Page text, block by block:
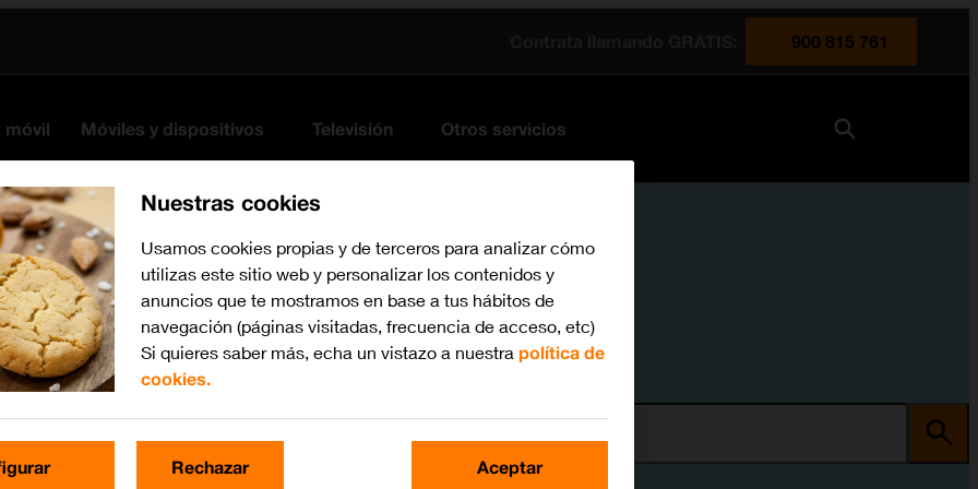
900 815 761
móvil Móviles y dispositivos Televisión Otros servicios
Nuestras cookies
Usamos cookies propias y de terceros para analizar cómo
utilizas este sitio web y personalizar los contenidos y
anuncios que te mostramos en base a tus hábitos de
navegación (páginas visitadas, frecuencia de acceso, etc)
Si quieres saber más, echa un vistazo a nuestra política de
cookies.
Rechazar Aceptar